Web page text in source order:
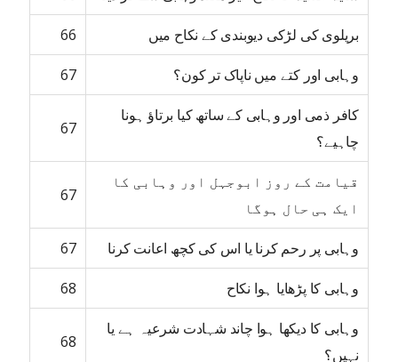
بریلوی کی لڑکی دیوبندی کے نکاح میں 66
وہابی اور کتے میں ناپاک تر کون؟ 67
کافر ذمی اور وہابی کے ساتھ کیا برتاؤ ہونا
چاہیے؟
67
قیامت کے روز ابوجہل اور وہابی کا
ایک ہی حال ہوگا
67
وہابی پر رحم کرنا یا اس کی کچھ اعانت کرنا 67
وہابی کا پڑھایا ہوا نکاح 68
وہابی کا دیکھا ہوا چاند شہادت شرعیہ ہے یا
نہیں؟
68